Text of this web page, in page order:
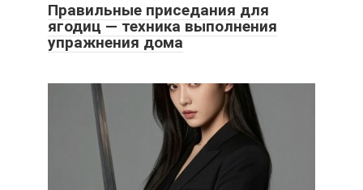
Правильные приседания для
ягодиц — техника выполнения
упражнения дома